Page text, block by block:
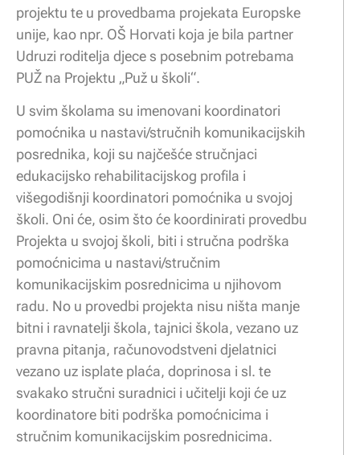
projektu te u provedbama projekata Europske
unije, kao npr. OŠ Horvati koja je bila partner
Udruzi roditelja djece s posebnim potrebama
PUŽ na Projektu „Puž u školi“.
U svim školama su imenovani koordinatori
pomoćnika u nastavi/stručnih komunikacijskih
posrednika, koji su najčešće stručnjaci
edukacijsko rehabilitacijskog profila i
višegodišnji koordinatori pomoćnika u svojoj
školi. Oni će, osim što će koordinirati provedbu
Projekta u svojoj školi, biti i stručna podrška
pomoćnicima u nastavi/stručnim
komunikacijskim posrednicima u njihovom
radu. No u provedbi projekta nisu ništa manje
bitni i ravnatelji škola, tajnici škola, vezano uz
pravna pitanja, računovodstveni djelatnici
vezano uz isplate plaća, doprinosa i sl. te
svakako stručni suradnici i učitelji koji će uz
koordinatore biti podrška pomoćnicima i
stručnim komunikacijskim posrednicima.